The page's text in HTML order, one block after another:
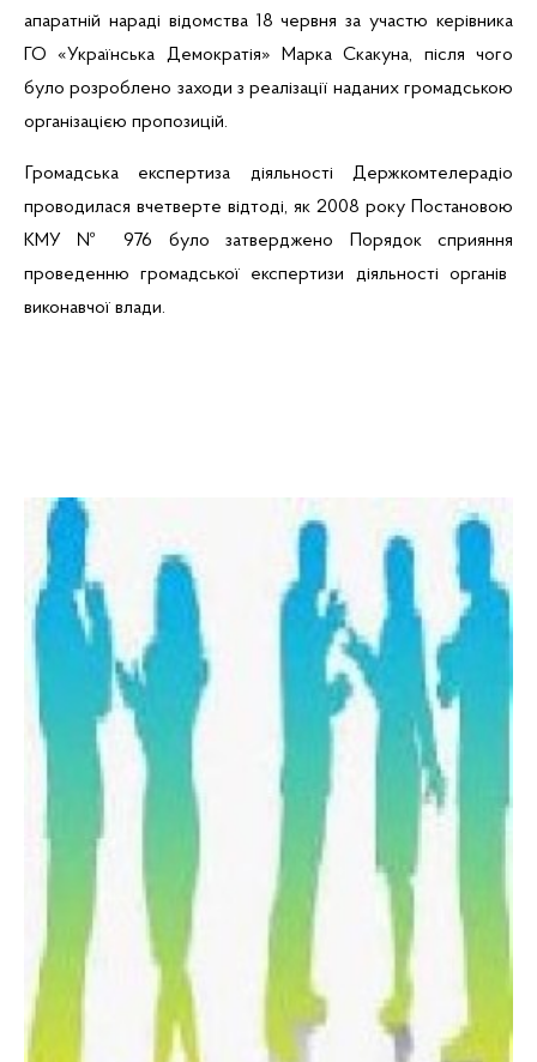
апаратній нараді відомства 18 червня за участю керівника
ГО «Українська Демократія» Марка Скакуна, після чого
було розроблено заходи з реалізації наданих громадською
організацією пропозицій.
Громадська експертиза діяльності Держкомтелерадіо
проводилася вчетверте відтоді, як 2008 року Постановою
КМУ № 976 було затверджено Порядок сприяння
проведенню
громадської експертизи діяльності
органів
виконавчої влади.